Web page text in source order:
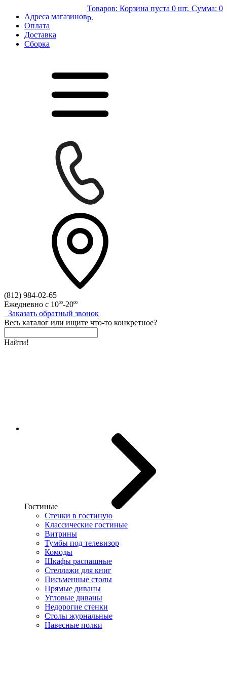
Адреса магазинов
Оплата
Доставка
Сборка
Товаров: Корзина пуста 0 шт. Сумма: 0
р.
(812) 984-02-65
Ежедневно с 1000-2000
Заказать обратный звонок
Весь каталог или ищите что-то конкретное?
Найти!
Гостиные
Стенки в гостиную
Классические гостиные
Витрины
Тумбы под телевизор
Комоды
Шкафы распашные
Стеллажи для книг
Письменные столы
Прямые диваны
Угловые диваны
Недорогие стенки
Столы журнальные
Навесные полки